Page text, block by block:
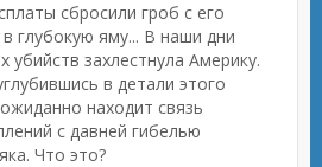
сбросили гроб с его
глубокую яму... В наши дни
убийств захлестнула Америку.
в детали этого
находит связь
с давней гибелью
Что это?